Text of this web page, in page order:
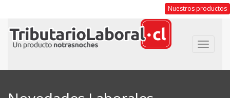
Nuestros productos
Toggle
Novedades Laborales